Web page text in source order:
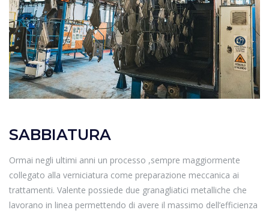
SABBIATURA
Ormai negli ultimi anni un processo ,sempre maggiormente
collegato alla verniciatura come preparazione meccanica ai
trattamenti. Valente possiede due granagliatici metalliche che
lavorano in linea permettendo di avere il massimo dell’efficienza